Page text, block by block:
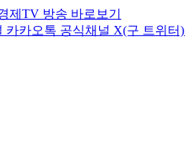
제TV 방송 바로보기
카카오톡 공식채널 X(구 트위터)